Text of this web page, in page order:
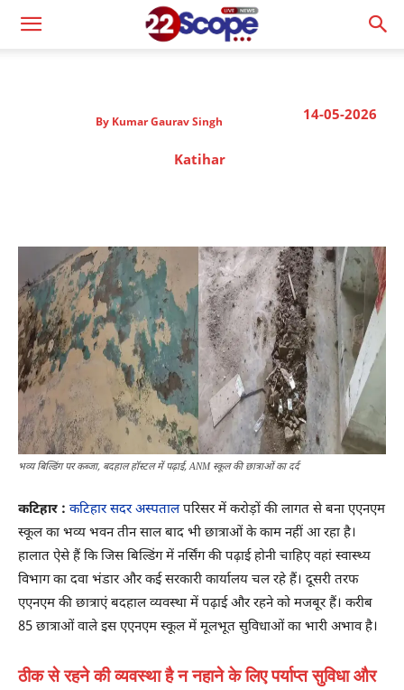
14-05-2026
By Kumar Gaurav Singh
Katihar
भव्य बिल्डिंग पर कब्जा, बदहाल हॉस्टल में पढ़ाई, ANM स्कूल की छात्राओं का दर्द
कटिहार : कटिहार सदर अस्पतालपरिसर में करोड़ों की लागत से बना एएनएम
स्कूल का भव्य भवन तीन साल बाद भी छात्राओं के काम नहीं आ रहा है।
हालात ऐसे हैं कि जिस बिल्डिंग में नर्सिंग की पढ़ाई होनी चाहिए वहां स्वास्थ्य
विभाग का दवा भंडार और कई सरकारी कार्यालय चल रहे हैं। दूसरी तरफ
एएनएम की छात्राएं बदहाल व्यवस्था में पढ़ाई और रहने को मजबूर हैं। करीब
85 छात्राओं वाले इस एएनएम स्कूल में मूलभूत सुविधाओं का भारी अभाव है।
ठीक से रहने की व्यवस्था है न नहाने के लिए पर्याप्त सुविधा और